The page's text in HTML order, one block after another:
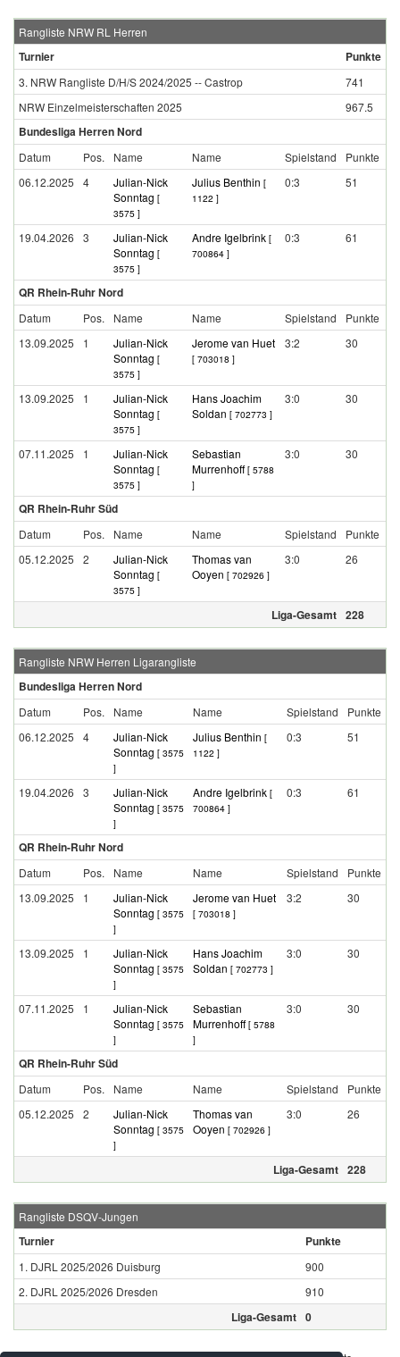
Rangliste NRW RL Herren
Turnier Punkte
3. NRW Rangliste D/H/S 2024/2025 -- Castrop
741
NRW Einzelmeisterschaften 2025
967.5
Bundesliga Herren Nord
Datum Pos. Name Name Spielstand
Punkte
06.12.2025
4
Julian-Nick
Sonntag [
3575 ]
Julius Benthin [
1122 ]
0:3 51
19.04.2026 3
Julian-Nick
Sonntag [
3575 ]
Andre Igelbrink [
700864 ]
0:3 61
QR Rhein-Ruhr Nord
Datum Pos. Name Name Spielstand
Punkte
13.09.2025
1
Julian-Nick
Sonntag [
3575 ]
Jerome van Huet
[ 703018 ]
3:2 30
13.09.2025 1
Julian-Nick
Sonntag [
3575 ]
Hans Joachim
Soldan [ 702773 ]
3:0 30
07.11.2025 1
Julian-Nick
Sonntag [
3575 ]
Sebastian
Murrenhoff[ 5788
]
3:0 30
QR Rhein-Ruhr Süd
Datum Pos. Name Name Spielstand
Punkte
05.12.2025
2
Julian-Nick
Sonntag [
3575 ]
Thomas van
Ooyen [ 702926 ]
3:0 26
Liga-Gesamt 228
Rangliste NRW Herren Ligarangliste
Bundesliga Herren Nord
Datum Pos. Name Name Spielstand
Punkte
06.12.2025
4
Julian-Nick
Sonntag [ 3575
]
Julius Benthin [
1122 ]
0:3 51
19.04.2026 3
Julian-Nick
Sonntag [ 3575
]
Andre Igelbrink [
700864 ]
0:3 61
QR Rhein-Ruhr Nord
Datum Pos. Name Name Spielstand
Punkte
13.09.2025
1
Julian-Nick
Sonntag [ 3575
]
Jerome van Huet
[ 703018 ]
3:2 30
13.09.2025 1
Julian-Nick
Sonntag [ 3575
]
Hans Joachim
Soldan [ 702773 ]
3:0 30
07.11.2025 1
Julian-Nick
Sonntag [ 3575
]
Sebastian
Murrenhoff[ 5788
]
3:0 30
QR Rhein-Ruhr Süd
Datum Pos. Name Name Spielstand
Punkte
05.12.2025
2
Julian-Nick
Sonntag [ 3575
]
Thomas van
Ooyen [ 702926 ]
3:0 26
Liga-Gesamt 228
Rangliste DSQV-Jungen
Turnier Punkte
1. DJRL 2025/2026 Duisburg
900
2. DJRL 2025/2026 Dresden
910
Liga-Gesamt 0